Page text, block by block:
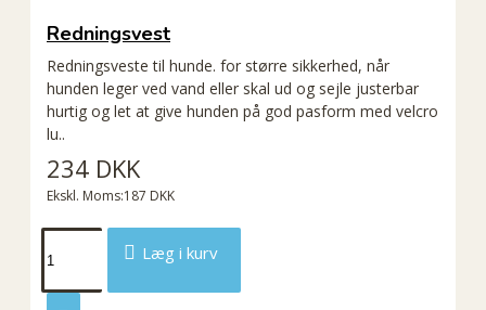
Redningsvest
Redningsveste til hunde. for større sikkerhed, når
hunden leger ved vand eller skal ud og sejle justerbar
hurtig og let at give hunden på god pasform med velcro
lu..
234 DKK
Ekskl. Moms:187 DKK
Læg i kurv